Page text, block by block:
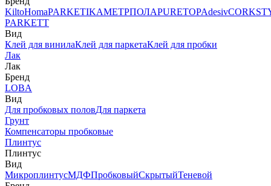
KiltoHomaPARKETIKAМЕТРПОЛАPURETOPAdesiv
PARKETT
Вид
Клей для винилаКлей для паркетаКлей для пробки
Лак
Лак
Бренд
LOBA
Вид
Для пробковых половДля паркета
Грунт
Компенсаторы пробковые
Плинтус
Плинтус
Вид
МикроплинтусМДФПробковыйСкрытыйТеневой